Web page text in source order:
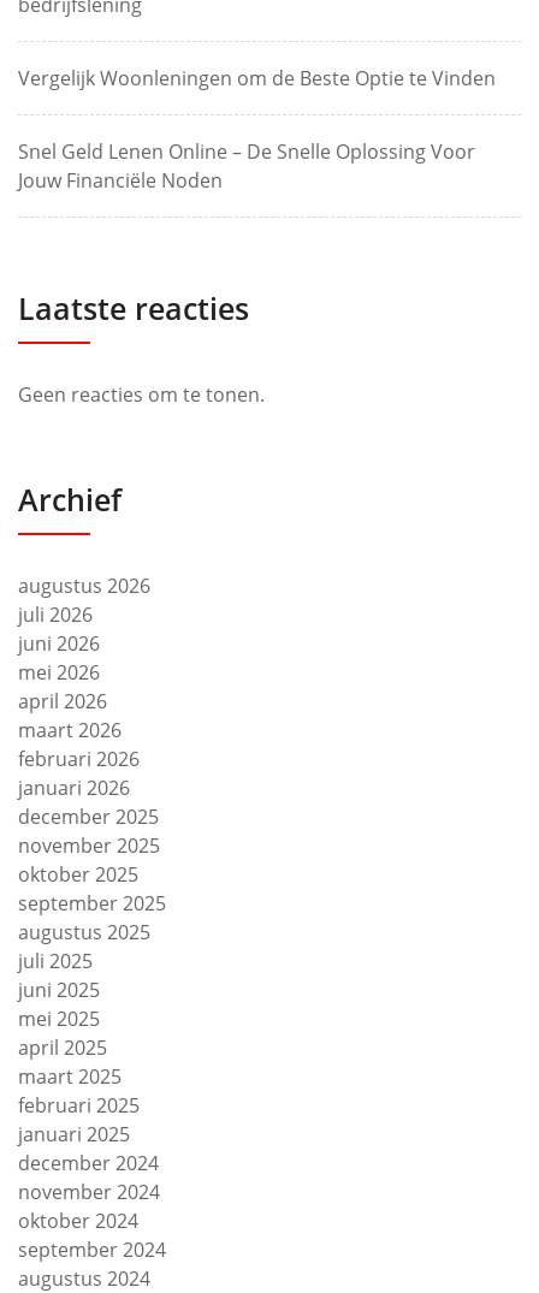
Vergelijk Woonleningen om de Beste Optie te Vinden
Snel Geld Lenen Online – De Snelle Oplossing Voor
Jouw Financiële Noden
Laatste reacties
Geen reacties om te tonen.
Archief
augustus 2026
juli 2026
juni 2026
mei 2026
april 2026
maart 2026
februari 2026
januari 2026
december 2025
november 2025
oktober 2025
september 2025
augustus 2025
juli 2025
juni 2025
mei 2025
april 2025
maart 2025
februari 2025
januari 2025
december 2024
november 2024
oktober 2024
september 2024
augustus 2024